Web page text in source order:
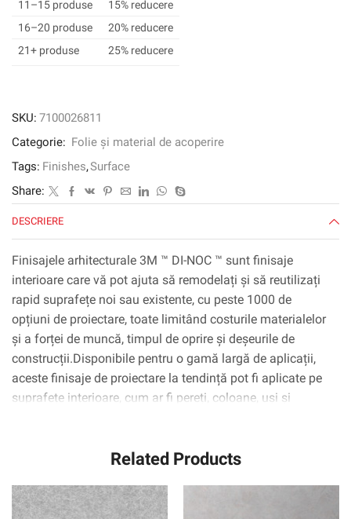
arhitectural
cereale
din
1220
x
50
11–15 produse
15% reducere
16–20 produse
20% reducere
21+ produse
25% reducere
SKU: 7100026811
Categorie: Folie și material de acoperire
Tags: Finishes,Surface
Share:
DESCRIERE
Finisajele arhitecturale 3M ™ DI-NOC ™ sunt finisaje
interioare care vă pot ajuta să remodelați și să reutilizați
rapid suprafețe noi sau existente, cu peste 1000 de
opțiuni de proiectare, toate limitând costurile materialelor
și a forței de muncă, timpul de oprire și deșeurile de
construcții.Disponibile pentru o gamă largă de aplicații,
aceste finisaje de proiectare la tendință pot fi aplicate pe
suprafețe interioare, cum ar fi pereți, coloane, uși și
practic bulele de aer, simplificând și accelerând procesul
Related Products